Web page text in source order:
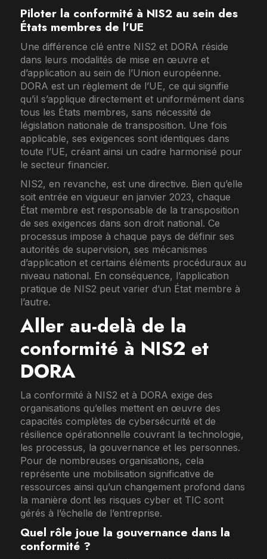
Piloter la conformité à NIS2 au sein des
États membres de l’UE
Une différence clé entre NIS2 et DORA réside
dans leurs modalités de mise en œuvre et
d’application au sein de l’Union européenne.
DORA est un règlement de l’UE, ce qui signifie
qu’il s’applique directement et uniformément dans
tous les États membres, sans nécessité de
législation nationale de transposition. Une fois
applicable, ses exigences sont identiques dans
toute l’UE, créant ainsi un cadre harmonisé pour
le secteur financier.
NIS2, en revanche, est une directive. Bien qu’elle
soit entrée en vigueur en janvier 2023, chaque
État membre est responsable de la transposition
de ses exigences dans son droit national. Ce
processus impose à chaque pays de définir ses
autorités de supervision, ses mécanismes
d’application et certains éléments procéduraux au
niveau national. En conséquence, l’application
pratique de NIS2 peut varier d’un État membre à
l’autre.
Aller au-delà de la
conformité à NIS2 et
DORA
La conformité à NIS2 et à DORA exige des
organisations qu’elles mettent en œuvre des
capacités complètes de cybersécurité et de
résilience opérationnelle couvrant la technologie,
les processus, la gouvernance et les personnes.
Pour de nombreuses organisations, cela
représente une mobilisation significative de
ressources ainsi qu’un changement profond dans
la manière dont les risques cyber et TIC sont
gérés à l’échelle de l’entreprise.
Quel rôle joue la gouvernance dans la
conformité ?